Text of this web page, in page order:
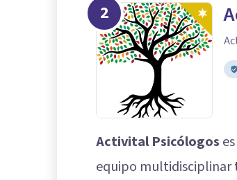
2
Activital Psicólogos
equipo multidisciplinar